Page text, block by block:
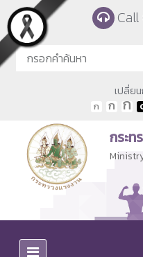
Skip to main content
เปลี่ย
กระท